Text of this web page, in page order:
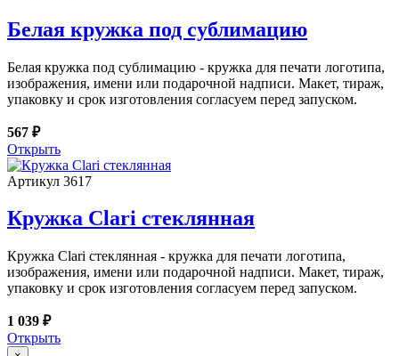
Белая кружка под сублимацию
Белая кружка под сублимацию - кружка для печати логотипа,
изображения, имени или подарочной надписи. Макет, тираж,
упаковку и срок изготовления согласуем перед запуском.
567 ₽
Открыть
Артикул 3617
Кружка Clari стеклянная
Кружка Clari стеклянная - кружка для печати логотипа,
изображения, имени или подарочной надписи. Макет, тираж,
упаковку и срок изготовления согласуем перед запуском.
1 039 ₽
Открыть